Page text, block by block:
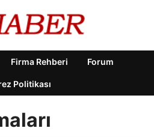
Firma Rehberi Forum
Politikası